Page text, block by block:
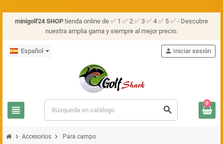
minigolf24 SHOP tienda online de ✅ 1 ✅ 2 ✅ 3 ✅ 4 ✅ 5 ✅ - Descubre
nuestra amplia gama y siempre al mejor precio.
Español
view_headline search
person Iniciar sesión
0
chevron_right Accesorios chevron_right Para campo